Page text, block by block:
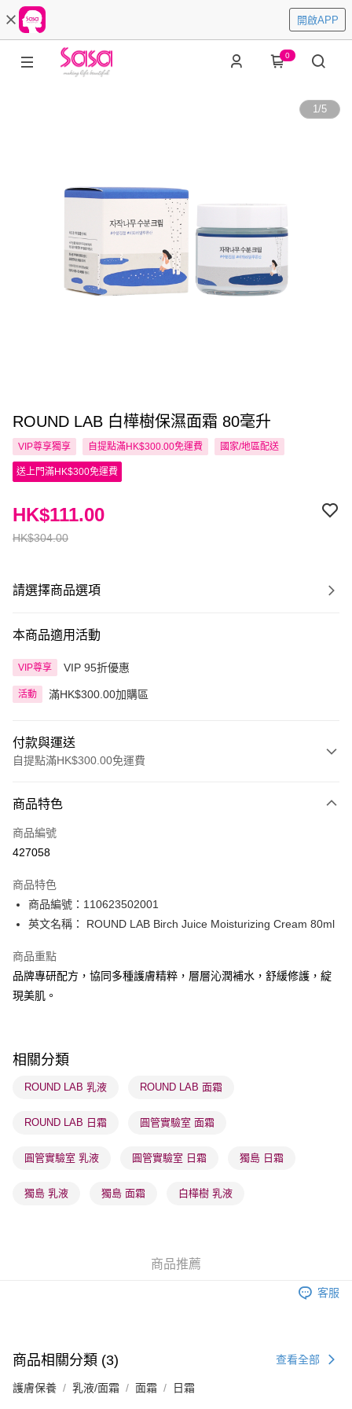
開啟APP
0
1/5
ROUND LAB 白樺樹保濕面霜 80毫升
VIP尊享獨享 自提點滿HK$300.00免運費 國家/地區配送
送上門滿HK$300免運費
HK$304.00
HK$111.00
請選擇商品選項
本商品適用活動
VIP尊享 VIP 95折優惠
活動 滿HK$300.00加購區
付款與運送
自提點滿HK$300.00免運費
信用卡
Apple Pay
PayMe
WeChat Pay
BoC Pay
送貨方式
每筆HK$65.00，滿HK$300.00或以上免運費
確認發貨後1-3 工作天送達，訂單將隨機分配至SF順豐速運或京東
每筆HK$65.00，滿HK$300.00或以上免運費
(香港門市) 只顯示可選門市。確認發貨後2-5個工作天到店，3天內
(澳門門市) 只顯示可選門市。確認發貨後2-5個工作天到店，3天內
商品特色
商品編號
427058
商品特色
商品編號：110623502001
英文名稱： ROUND LAB Birch Juice Moisturizing Cream 80ml
商品重點
品牌專研配方，協同多種護膚精粹，層層沁潤補水，舒緩修護，綻
現美肌。
相關分類
ROUND LAB 乳液 ROUND LAB 面霜
ROUND LAB 日霜 圓管實驗室 面霜
圓管實驗室 乳液 圓管實驗室 日霜 獨島 日霜
獨島 乳液 獨島 面霜 白樺樹 乳液
商品推薦
客服
商品相關分類 (3) 查看全部
護膚保養 乳液/面霜 面霜 日霜